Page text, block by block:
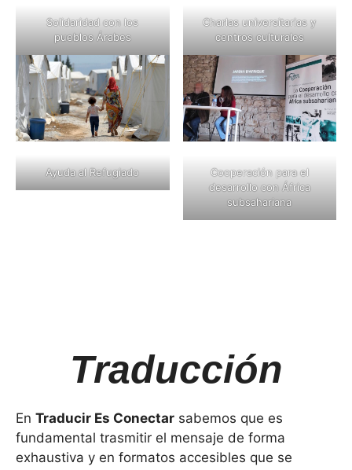
Solidaridad con los
pueblos Árabes
Ayuda al Refugiado
Charlas universitarias y
centros culturales
Cooperación para el
desarrollo con África
subsahariana
Traducción
En Traducir Es Conectar sabemos que es
fundamental trasmitir el mensaje de forma
exhaustiva y en formatos accesibles que se